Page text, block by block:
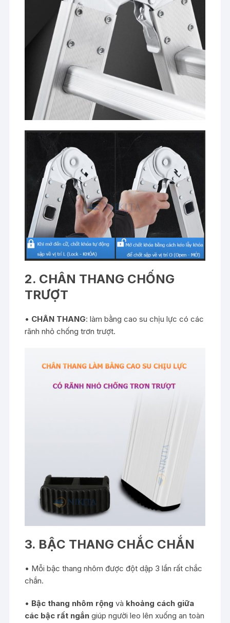
2. CHÂN THANG CHỐNG
TRƯỢT
• CHÂN THANG: làm bằng cao su chịu lực có các
rãnh nhỏ chống trơn trượt.
3. BẬC THANG CHẮC CHẮN
• Mỗi bậc thang nhôm được đột dập 3 lần rất chắc
chắn.
• Bậc thang nhôm rộng và khoảng cách giữa
các bậc rất ngắn giúp người leo lên xuống an toàn